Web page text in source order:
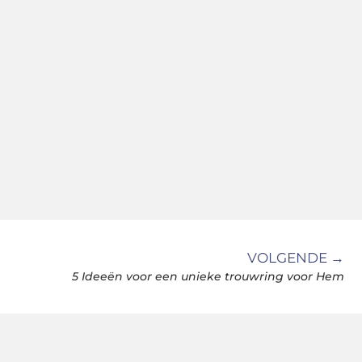
VOLGENDE →
5 Ideeën voor een unieke trouwring voor Hem